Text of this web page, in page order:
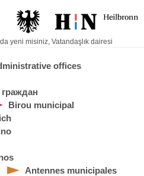
yeni misiniz, Vatandaşlık dairesi
offices
Birou municipal
Antennes municipales